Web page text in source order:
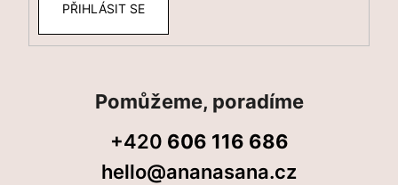
Pomůžeme, poradíme
+420 606 116 686
hello@ananasana.cz
PŘIHLÁSIT SE